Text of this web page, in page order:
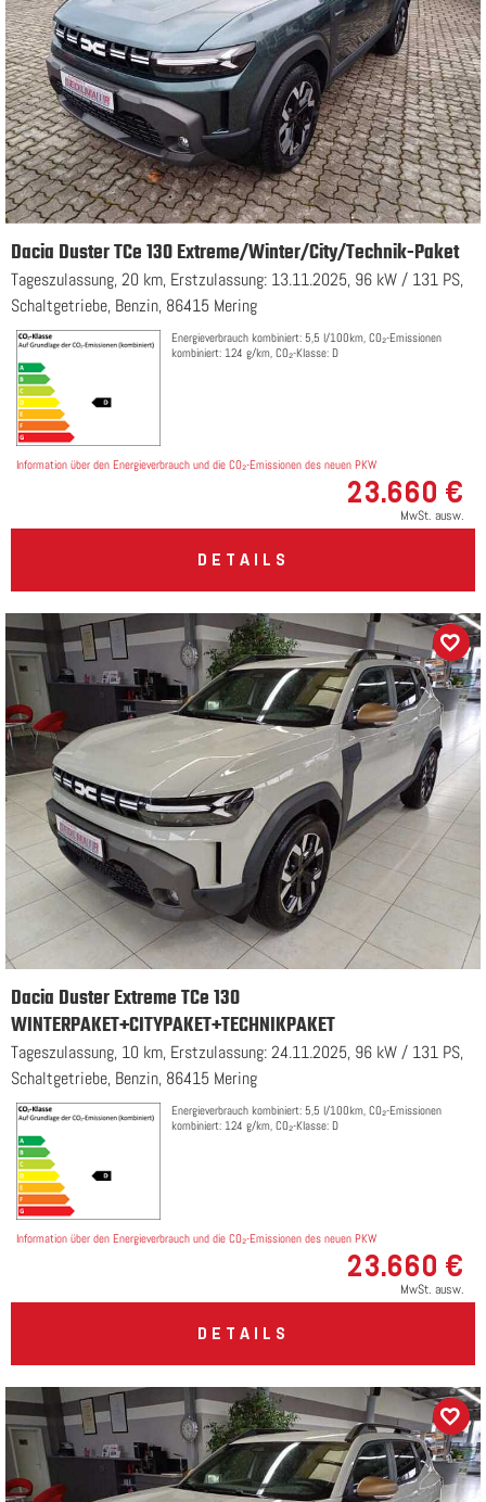
Dacia Duster TCe 130 Extreme/Winter/City/Technik-Paket
Tageszulassung, 20 km, Erstzulassung: 13.11.2025, 96 kW / 131 PS,
Schaltgetriebe, Benzin, 86415 Mering
Energieverbrauch kombiniert: 5,5 l/100km, CO₂-Emissionen
kombiniert: 124 g/km, CO₂-Klasse: D
Information über den Energieverbrauch und die CO₂-Emissionen des neuen PKW
23.660 €
MwSt. ausw.
DETAILS
Dacia Duster Extreme TCe 130
WINTERPAKET+CITYPAKET+TECHNIKPAKET
Tageszulassung, 10 km, Erstzulassung: 24.11.2025, 96 kW / 131 PS,
Schaltgetriebe, Benzin, 86415 Mering
Energieverbrauch kombiniert: 5,5 l/100km, CO₂-Emissionen
kombiniert: 124 g/km, CO₂-Klasse: D
Information über den Energieverbrauch und die CO₂-Emissionen des neuen PKW
23.660 €
MwSt. ausw.
DETAILS